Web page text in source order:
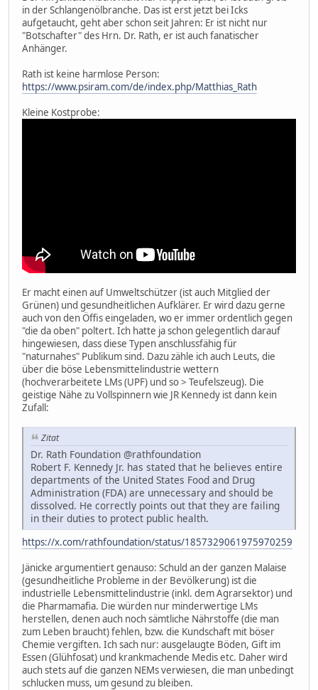
in der Schlangenölbranche. Das ist erst jetzt bei Icks
aufgetaucht, geht aber schon seit Jahren: Er ist nicht nur
"Botschafter" des Hrn. Dr. Rath, er ist auch fanatischer
Anhänger.
Rath ist keine harmlose Person:
https://www.psiram.com/de/index.php/Matthias_Rath
Kleine Kostprobe:
Er macht einen auf Umweltschützer (ist auch Mitglied der
Grünen) und gesundheitlichen Aufklärer. Er wird dazu gerne
auch von den Öffis eingeladen, wo er immer ordentlich gegen
"die da oben" poltert. Ich hatte ja schon gelegentlich darauf
hingewiesen, dass diese Typen anschlussfähig für
"naturnahes" Publikum sind. Dazu zähle ich auch Leuts, die
über die böse Lebensmittelindustrie wettern
(hochverarbeitete LMs (UPF) und so > Teufelszeug). Die
geistige Nähe zu Vollspinnern wie JR Kennedy ist dann kein
Zufall:
Zitat
Dr. Rath Foundation @rathfoundation
Robert F. Kennedy Jr. has stated that he believes entire
departments of the United States Food and Drug
Administration (FDA) are unnecessary and should be
dissolved. He correctly points out that they are failing
in their duties to protect public health.
https://x.com/rathfoundation/status/1857329061975970259
Jänicke argumentiert genauso: Schuld an der ganzen Malaise
(gesundheitliche Probleme in der Bevölkerung) ist die
industrielle Lebensmittelindustrie (inkl. dem Agrarsektor) und
die Pharmamafia. Die würden nur minderwertige LMs
herstellen, denen auch noch sämtliche Nährstoffe (die man
zum Leben braucht) fehlen, bzw. die Kundschaft mit böser
Chemie vergiften. Ich sach nur: ausgelaugte Böden, Gift im
Essen (Glühfosat) und krankmachende Medis etc. Daher wird
auch stets auf die ganzen NEMs verwiesen, die man unbedingt
schlucken muss, um gesund zu bleiben.